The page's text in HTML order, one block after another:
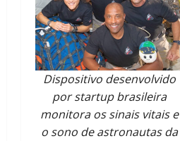
Dispositivo desenvolvido
por startup brasileira
monitora os sinais vitais e
o sono de astronautas da